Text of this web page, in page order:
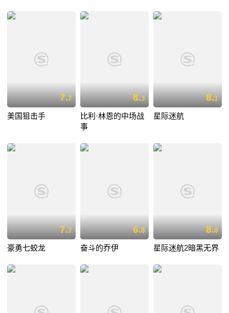
7.7
美国狙击手
8.3
比利·林恩的中场战
事
8.1
星际迷航
7.7
豪勇七蛟龙
6.8
奋斗的乔伊
8.0
星际迷航2暗黑无界